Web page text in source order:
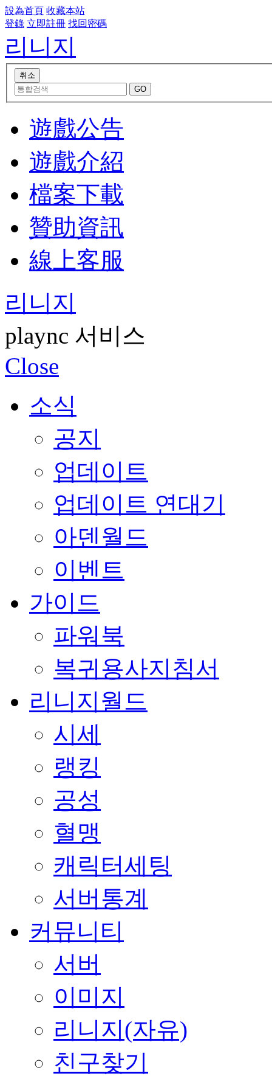
設為首頁 收藏本站
登錄 立即註冊 找回密碼
리니지
遊戲公告
遊戲介紹
檔案下載
贊助資訊
線上客服
리니지
plaync 서비스
Close
소식
공지
업데이트
업데이트 연대기
아덴월드
이벤트
가이드
파워북
복귀용사지침서
리니지월드
시세
랭킹
공성
혈맹
캐릭터세팅
서버통계
커뮤니티
서버
이미지
리니지(자유)
친구찾기